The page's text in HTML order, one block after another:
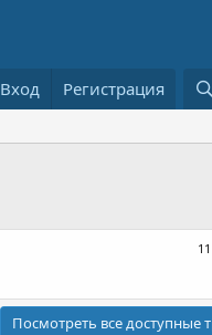
Вход Регистрация
Посмотреть все доступные